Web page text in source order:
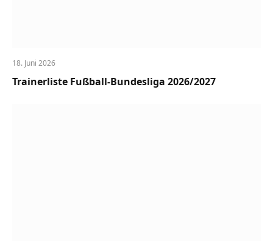
18. Juni 2026
Trainerliste Fußball-Bundesliga 2026/2027